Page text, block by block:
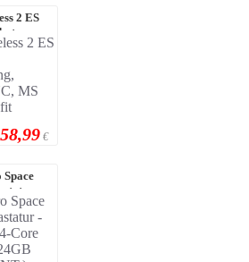
2 ES
...
€
-